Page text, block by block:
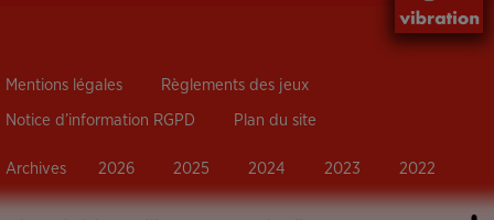
Mentions légales Règlements des jeux
Notice d’information RGPD Plan du site
Archives 2026 2025 2024 2023 2022